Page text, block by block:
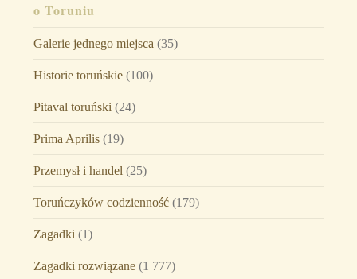
o Toruniu
Galerie jednego miejsca (35)
Historie toruńskie(100)
Pitaval toruński (24)
Prima Aprilis(19)
Przemysł i handel (25)
Toruńczyków codzienność(179)
Zagadki (1)
Zagadki rozwiązane(1 777)